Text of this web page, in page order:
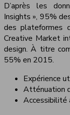
D’après les
Insights », 95%
des plateformes
Creative Market
design. À titre
55% en 2015.
Expérience
Atténuation
Accessibilité